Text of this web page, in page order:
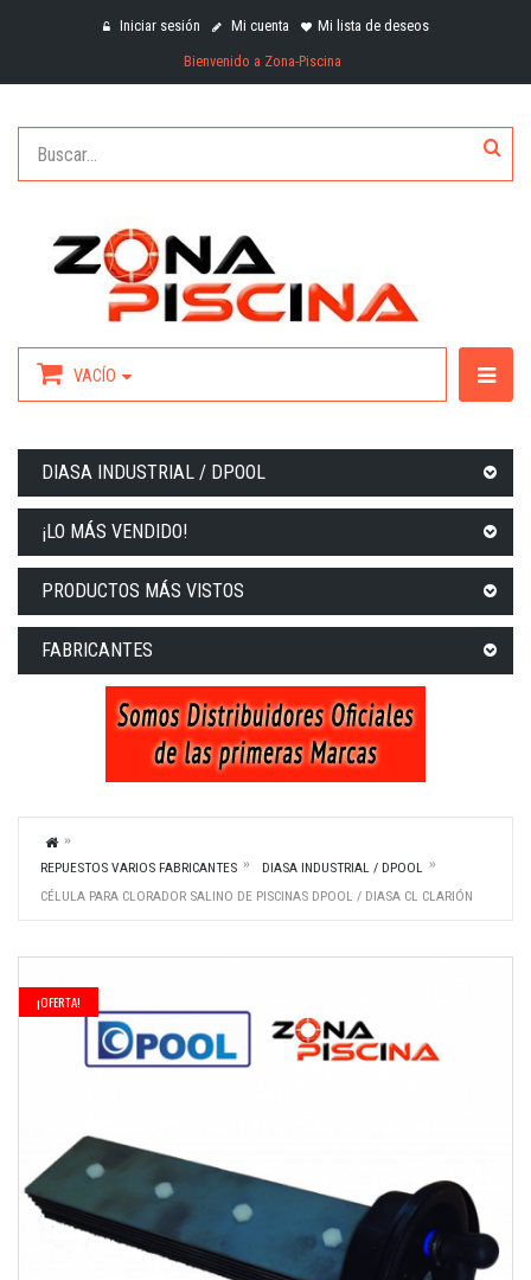
Iniciar sesión Mi cuenta
Mi lista de deseos
Bienvenido a Zona-Piscina
VACÍO
DIASA INDUSTRIAL / DPOOL
¡LO MÁS VENDIDO!
PRODUCTOS MÁS VISTOS
FABRICANTES
REPUESTOS VARIOS FABRICANTES
DIASA INDUSTRIAL / DPOOL
CÉLULA PARA CLORADOR SALINO DE PISCINAS DPOOL / DIASA CL CLARIÓN
¡OFERTA!